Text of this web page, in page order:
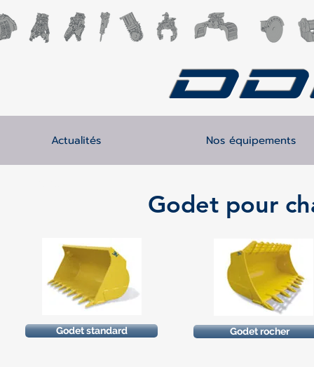
Actualités Nos équipements
Godet pour
Godet standard Godet rocher